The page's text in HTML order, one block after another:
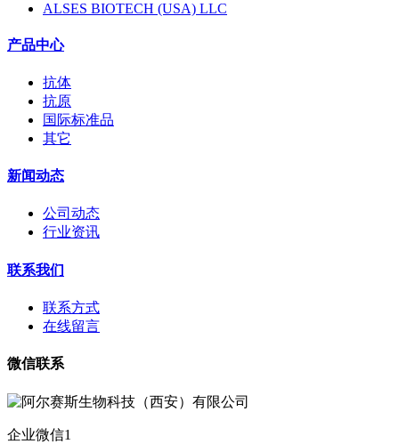
ALSES BIOTECH (USA) LLC
产品中心
抗体
抗原
国际标准品
其它
新闻动态
公司动态
行业资讯
联系我们
联系方式
在线留言
微信联系
企业微信1